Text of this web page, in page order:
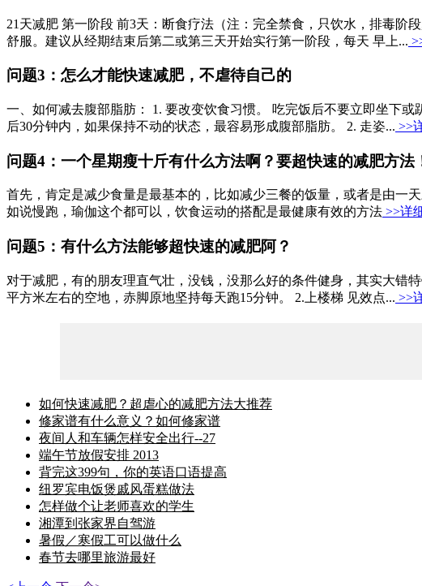
21天减肥 第一阶段 前3天：断食疗法（注：完全禁食，只饮水，排毒阶
舒服。建议从经期结束后第二或第三天开始实行第一阶段，每天 早上...
问题3：怎么才能快速减肥，不虐待自己的
一、如何减去腹部脂肪： 1. 要改变饮食习惯。 吃完饭后不要立即坐下
后30分钟内，如果保持不动的状态，最容易形成腹部脂肪。 2. 走姿... >>
问题4：一个星期瘦十斤有什么方法啊？要超快速的减肥方法
首先，肯定是减少食量是最基本的，比如减少三餐的饭量，或者是由一
如说慢跑，瑜伽这个都可以，饮食运动的搭配是最健康有效的方法 >>详
问题5：有什么方法能够超快速的减肥阿？
对于减肥，有的朋友理直气壮，没钱，没那么好的条件健身，其实大错
平方米左右的空地，赤脚原地坚持每天跑15分钟。 2.上楼梯 见效点... >>
如何快速减肥？超虐心的减肥方法大推荐
修家谱有什么意义？如何修家谱
夜间人和车辆怎样安全出行--27
端午节放假安排 2013
背完这399句，你的英语口语提高
纽罗宾电饭煲戚风蛋糕做法
怎样做个让老师喜欢的学生
湘潭到张家界自驾游
暑假／寒假工可以做什么
春节去哪里旅游最好